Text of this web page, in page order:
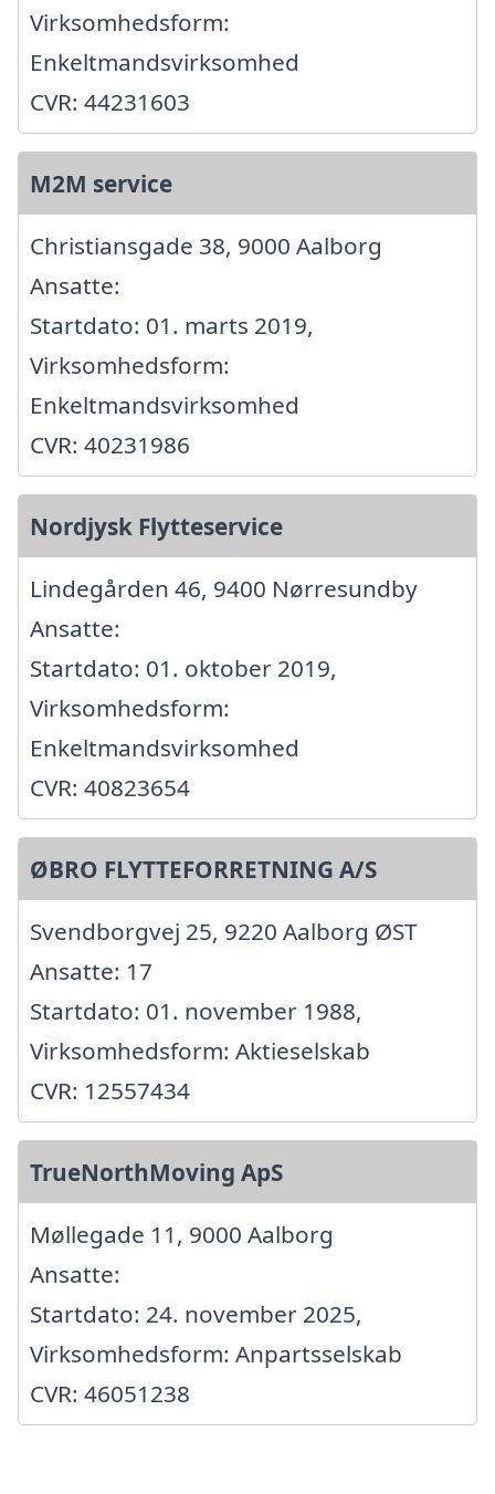
Virksomhedsform:
Enkeltmandsvirksomhed
CVR: 44231603
M2M service
Christiansgade 38, 9000 Aalborg
Ansatte:
Startdato: 01. marts 2019,
Virksomhedsform:
Enkeltmandsvirksomhed
CVR: 40231986
Nordjysk Flytteservice
Lindegården 46, 9400 Nørresundby
Ansatte:
Startdato: 01. oktober 2019,
Virksomhedsform:
Enkeltmandsvirksomhed
CVR: 40823654
ØBRO FLYTTEFORRETNING A/S
Svendborgvej 25, 9220 Aalborg ØST
Ansatte: 17
Startdato: 01. november 1988,
Virksomhedsform: Aktieselskab
CVR: 12557434
TrueNorthMoving ApS
Møllegade 11, 9000 Aalborg
Ansatte:
Startdato: 24. november 2025,
Virksomhedsform: Anpartsselskab
CVR: 46051238